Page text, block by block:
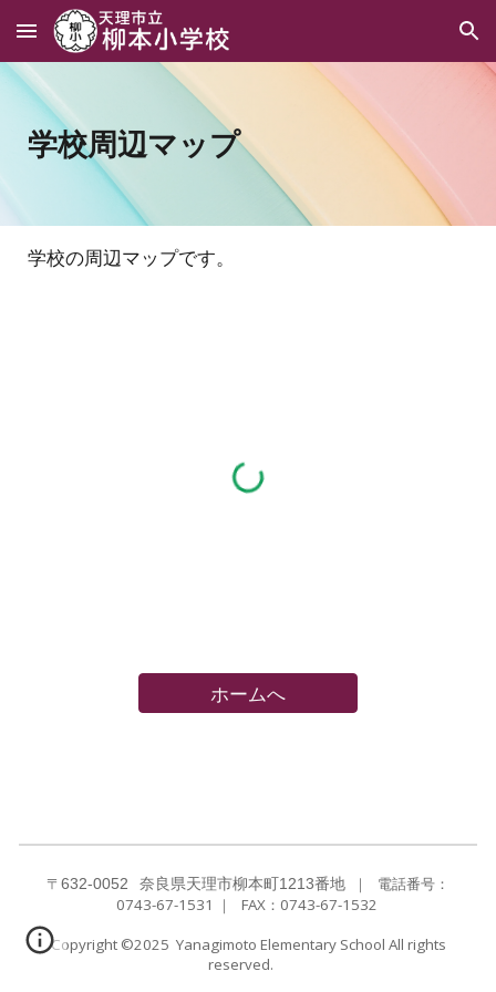
Skip to main content Skip to navigation
学校周辺マップ
学校の周辺マップです。
ホームへ
〒 632-0052 奈良県天理市柳本町1213番地 ｜ 電話番号：
0743-67-1531
｜ FAX： 0743-67-1532
Copyright ©2025 Yanagimoto Elementary School All rights
reserved.